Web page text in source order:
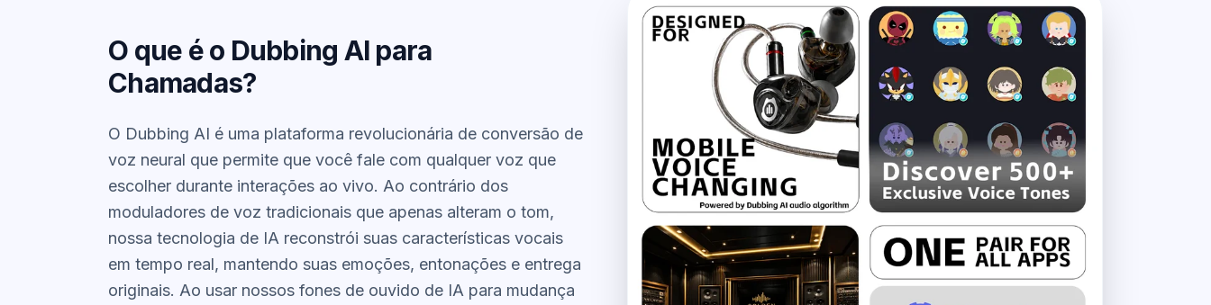
O que é o Dubbing AI para
Chamadas?
O Dubbing AI é uma plataforma revolucionária de conversão de
voz neural que permite que você fale com qualquer voz que
escolher durante interações ao vivo. Ao contrário dos
moduladores de voz tradicionais que apenas alteram o tom,
nossa tecnologia de IA reconstrói suas características vocais
em tempo real, mantendo suas emoções, entonações e entrega
originais. Ao usar nossos fones de ouvido de IA para mudança